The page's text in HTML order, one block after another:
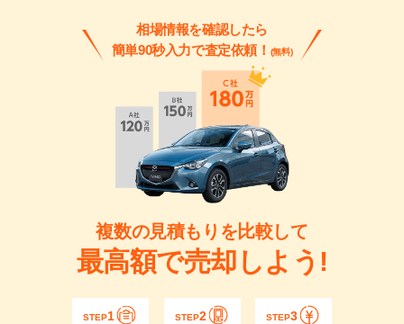
相場情報を確認したら
簡単90秒入力で査定依頼！ (無料)
複数の見積もりを比較して
最高額で売却しよう!
STEP1 STEP2 STEP3